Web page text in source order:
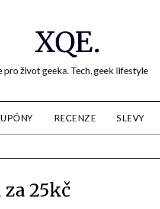
XQE.
pro život geeka. Tech, geek lifestyle
RECENZE SLEVY
za 25kč